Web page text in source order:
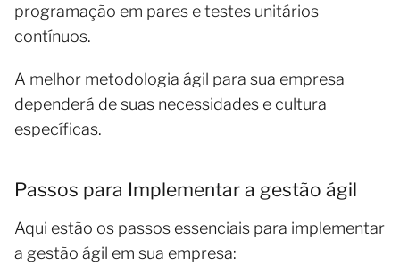
programação em pares e testes unitários
contínuos.
A melhor metodologia ágil para sua empresa
dependerá de suas necessidades e cultura
específicas.
Passos para Implementar a gestão ágil
Aqui estão os passos essenciais para implementar
a gestão ágil em sua empresa: